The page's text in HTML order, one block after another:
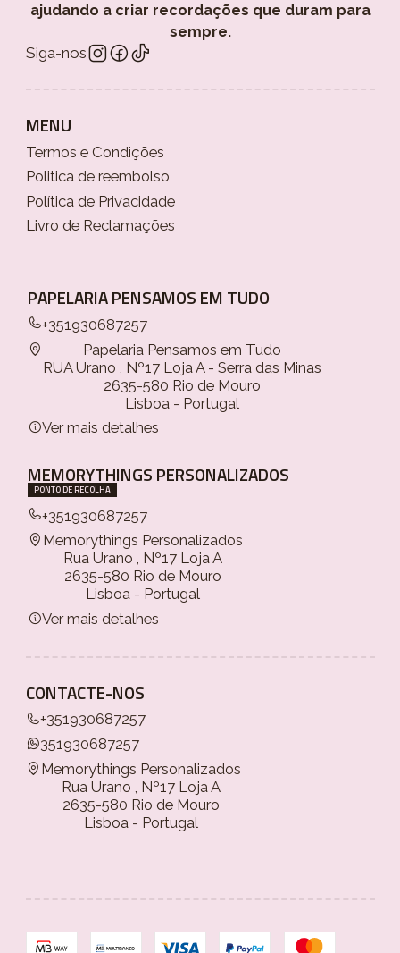
ajudando a criar recordações que duram para
sempre.
Siga-nos
MENU
Termos e Condições
Politica de reembolso
Política de Privacidade
Livro de Reclamações
PAPELARIA PENSAMOS EM TUDO
+351930687257
Papelaria Pensamos em Tudo
RUA Urano , Nº17 Loja A - Serra das Minas
2635-580 Rio de Mouro
Lisboa - Portugal
Ver mais detalhes
MEMORYTHINGS PERSONALIZADOS
PONTO DE RECOLHA
+351930687257
Memorythings Personalizados
Rua Urano , Nº17 Loja A
2635-580 Rio de Mouro
Lisboa - Portugal
Ver mais detalhes
CONTACTE-NOS
+351930687257
351930687257
Memorythings Personalizados
Rua Urano , Nº17 Loja A
2635-580 Rio de Mouro
Lisboa - Portugal